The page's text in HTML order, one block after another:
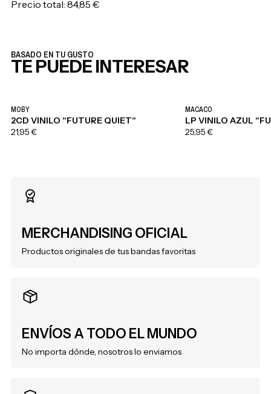
Precio total: 84,85 €
BASADO EN TU GUSTO
TE PUEDE INTERESAR
MOBY
2CD VINILO "FUTURE QUIET"
21,95 €
MACACO
LP VINILO AZUL
25,95 €
MERCHANDISING OFICIAL
Productos originales de tus bandas favoritas
ENVÍOS A TODO EL MUNDO
No importa dónde, nosotros lo enviamos